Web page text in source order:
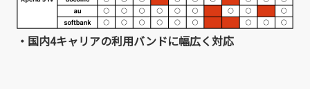
・国内4キャリアの利用バンドに幅広く対応